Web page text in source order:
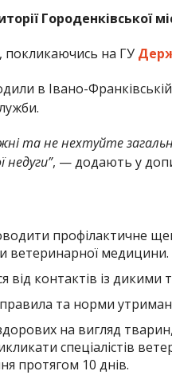
Городенківської
, покликаючись на ГУ
в Івано-
та не нехтуйте
недуги”, — додають у
профілактичне
ветеринарної медицини.
від контактів із
та норми
на вигляд
спеціалістів
протягом 10 днів.